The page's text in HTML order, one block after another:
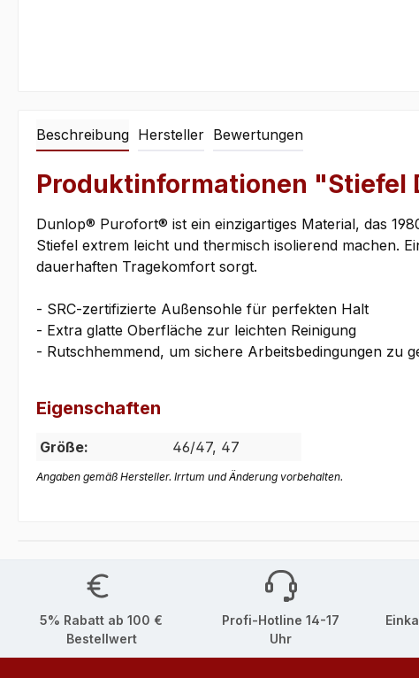
Beschreibung Hersteller Bewertungen
Produktinformationen "Stiefel
Dunlop® Purofort® ist ein einzigartiges Material, das
Stiefel extrem leicht und thermisch isolierend machen.
dauerhaften Tragekomfort sorgt.
- SRC-zertifizierte Außensohle für perfekten Halt
- Extra glatte Oberfläche zur leichten Reinigung
- Rutschhemmend, um sichere Arbeitsbedingungen zu
Eigenschaften
Größe: 46/47, 47
Angaben gemäß Hersteller. Irrtum und Änderung vorbehalten.
5% Rabatt ab 100 €
Bestellwert
Profi-Hotline 14-17
Uhr